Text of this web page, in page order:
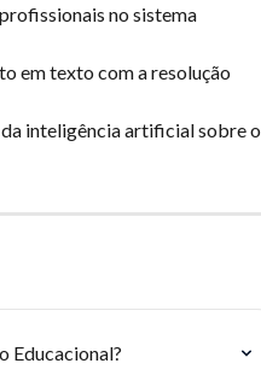
no sistema
em texto com a resolução
inteligência artificial sobre o
Educacional?